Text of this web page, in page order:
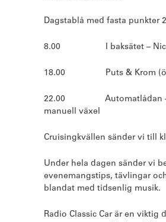
Dagstablå med fasta punkter
8.00                   I baksätet –
18.00                 Puts &
22.00
manuell växel
Cruisingkvällen sänder vi till kl
Under hela dagen sänder vi
evenemangstips, tävlingar
blandat med tidsenlig musik.
Radio Classic Car är en viktig